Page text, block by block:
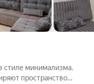
стиле минимализма.
пространство